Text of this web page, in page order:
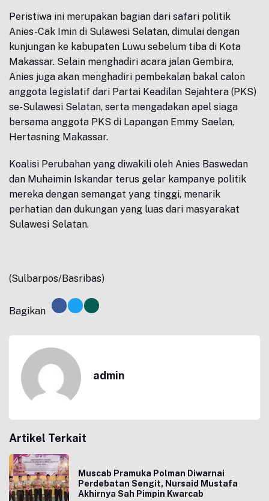
Peristiwa ini merupakan bagian dari safari politik
Anies-Cak Imin di Sulawesi Selatan, dimulai dengan
kunjungan ke kabupaten Luwu sebelum tiba di Kota
Makassar. Selain menghadiri acara jalan Gembira,
Anies juga akan menghadiri pembekalan bakal calon
anggota legislatif dari Partai Keadilan Sejahtera (PKS)
se-Sulawesi Selatan, serta mengadakan apel siaga
bersama anggota PKS di Lapangan Emmy Saelan,
Hertasning Makassar.
Koalisi Perubahan yang diwakili oleh Anies Baswedan
dan Muhaimin Iskandar terus gelar kampanye politik
mereka dengan semangat yang tinggi, menarik
perhatian dan dukungan yang luas dari masyarakat
Sulawesi Selatan.
(Sulbarpos/Basribas)
Bagikan
admin
Artikel Terkait
Muscab Pramuka Polman Diwarnai
Perdebatan Sengit, Nursaid Mustafa
Akhirnya Sah Pimpin Kwarcab